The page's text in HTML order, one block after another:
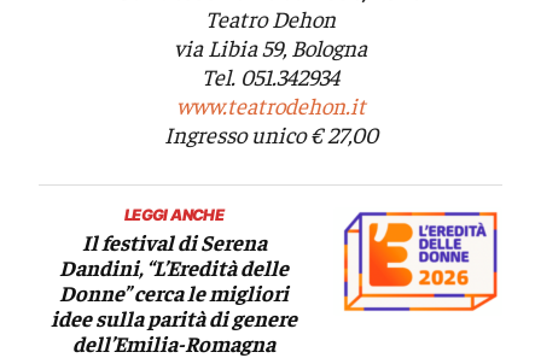
Teatro Dehon
via Libia 59, Bologna
Tel. 051.342934
www.teatrodehon.it
Ingresso unico € 27,00
LEGGI ANCHE
Il festival di Serena
Dandini, “L’Eredità delle
Donne” cerca le migliori
idee sulla parità di genere
dell’Emilia-Romagna